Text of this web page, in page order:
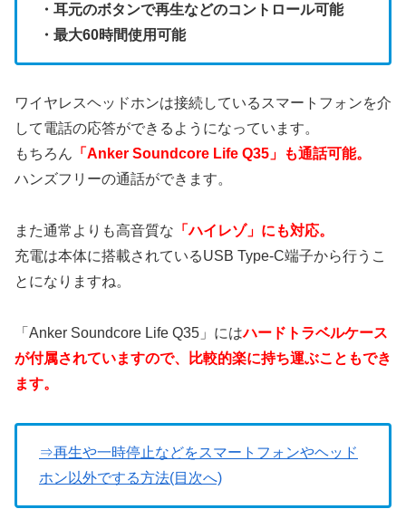
・耳元のボタンで再生などのコントロール可能
・最大60時間使用可能
ワイヤレスヘッドホンは接続しているスマートフォンを介
して電話の応答ができるようになっています。
もちろん 「Anker Soundcore Life Q35」も通話可能。
ハンズフリーの通話ができます。
また通常よりも高音質な 「ハイレゾ」にも対応。
充電は本体に搭載されているUSB Type-C端子から行うこ
とになりますね。
「Anker Soundcore Life Q35」にはハードトラベルケース
が付属されていますので、比較的楽に持ち運ぶこともでき
ます。
⇒再生や一時停止などをスマートフォンやヘッド
ホン以外でする方法(目次へ)